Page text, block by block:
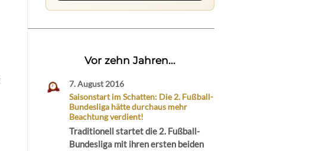
Vor zehn Jahren...
7. August 2016
Saisonstart im Schatten: Die 2. Fußball-
Bundesliga hätte durchaus mehr
Beachtung verdient!
Traditionell startet die 2. Fußball-
Bundesliga mit ihren ersten beiden